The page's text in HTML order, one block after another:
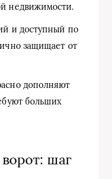
недвижимости.
и доступный по
защищает от
дополняют
больших
шаг